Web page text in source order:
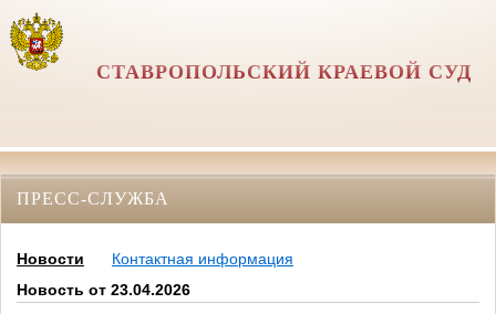
СТАВРОПОЛЬСКИЙ КРАЕВОЙ СУД
ПРЕСС-СЛУЖБА
Новости
Контактная информация
Новость от 23.04.2026